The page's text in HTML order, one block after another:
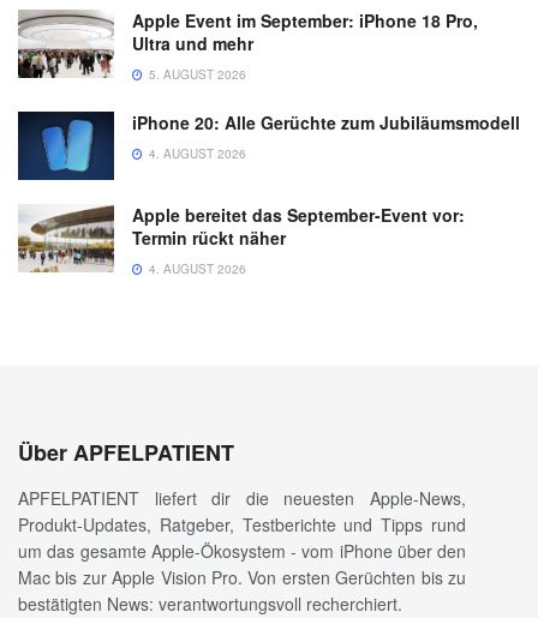
Apple Event im September: iPhone 18 Pro,
Ultra und mehr
5. AUGUST 2026
iPhone 20: Alle Gerüchte zum Jubiläumsmodell
4. AUGUST 2026
Apple bereitet das September-Event vor:
Termin rückt näher
4. AUGUST 2026
Über APFELPATIENT
APFELPATIENT liefert dir die neuesten Apple-News,
Produkt-Updates, Ratgeber, Testberichte und Tipps rund
um das gesamte Apple-Ökosystem - vom iPhone über den
Mac bis zur Apple Vision Pro. Von ersten Gerüchten bis zu
bestätigten News: verantwortungsvoll recherchiert.